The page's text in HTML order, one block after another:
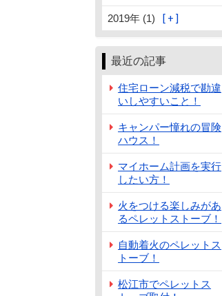
2019年 (1)
最近の記事
住宅ローン減税で勘違
いしやすいこと！
キャンパー憧れの冒険
ハウス！
マイホーム計画を実行
したい方！
火をつける楽しみがあ
るペレットストーブ！
自動着火のペレットス
トーブ！
松江市でペレットス